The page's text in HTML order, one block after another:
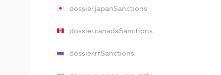
dossier.japanSanctions
dossier.canadaSanctions
dossier.rfSanctions